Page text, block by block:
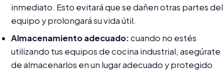
inmediato. Esto evitará que se dañen otras partes del
equipo y prolongará su vida útil.
Almacenamiento adecuado:cuando no estés
utilizando tus equipos de cocina industrial, asegúrate
de almacenarlos en un lugar adecuado y protegido